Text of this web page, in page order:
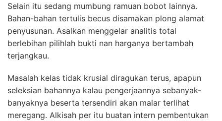
Selain itu sedang mumbung ramuan bobot lainnya.
Bahan-bahan tertulis becus disamakan plong alamat
penyusunan. Asalkan menggelar analitis total
berlebihan pilihlah bukti nan harganya bertambah
terjangkau.
Masalah kelas tidak krusial diragukan terus, apapun
seleksian bahannya kalau pengerjaannya sebanyak-
banyaknya beserta tersendiri akan malar terlihat
meregang. Alkisah per itu buatan intern pembentukan